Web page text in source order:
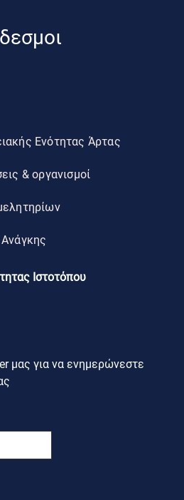
Ενότητας Άρτας
& οργανισμοί
Ιστοτόπου
μας για να ενημερώνεστε